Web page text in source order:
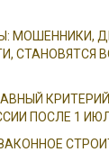
МОШЕННИКИ,
СТАНОВЯТСЯ
ПОСЛЕ 1